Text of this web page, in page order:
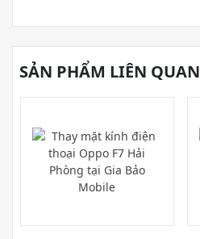
SẢN PHẨM LIÊN QUAN